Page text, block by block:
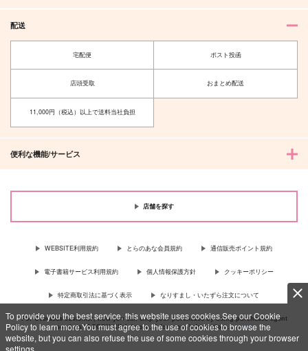
To provide you the best service, this website uses cookies.See our Cookie
Policy to learn more.You must agree to the use of cookies to browse the
website, but you can also refuse the use of some cookies through your browser
settings.
配送
宅配便 ポスト投函
店頭受取 おまとめ配送
11,000円（税込）以上で送料当社負担
便利な機能/サービス
店舗を探す
WEBSITE利用規約 とらのあな会員規約 通信販売ポイント規約
電子書籍サービス利用規約 個人情報保護方針 クッキーポリシー
特定商取引法に基づく表示 なりすまし・いたずら注文について
For Overseas customer, now you can ship your purchases by using purchases agent
services “AOCS”! Click {more…} for more information …more